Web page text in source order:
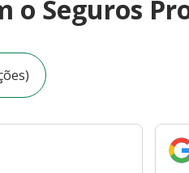
o Seguros